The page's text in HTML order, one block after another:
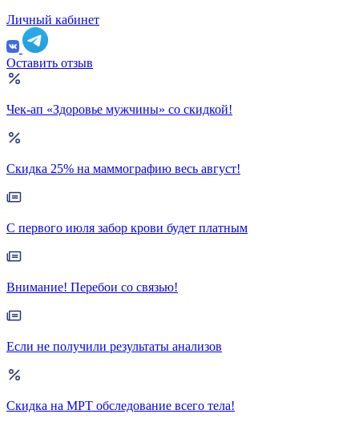
Личный кабинет
Оставить отзыв
Чек-ап «Здоровье мужчины» со скидкой!
Скидка 25% на маммографию весь август!
С первого июля забор крови будет платным
Внимание! Перебои со связью!
Если не получили результаты анализов
Скидка на МРТ обследование всего тела!